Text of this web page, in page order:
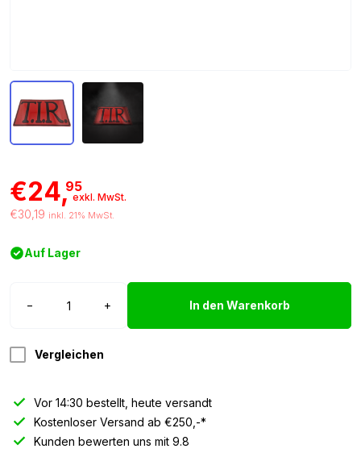
€24,95
exkl. MwSt.
€30,19 inkl. 21% MwSt.
Auf Lager
−
Schild
/
40x25cm
Menge
+ In den Warenkorb
Vergleichen
Vor 14:30 bestellt, heute versandt
Kostenloser Versand ab €250,-*
Kunden bewerten uns mit 9.8